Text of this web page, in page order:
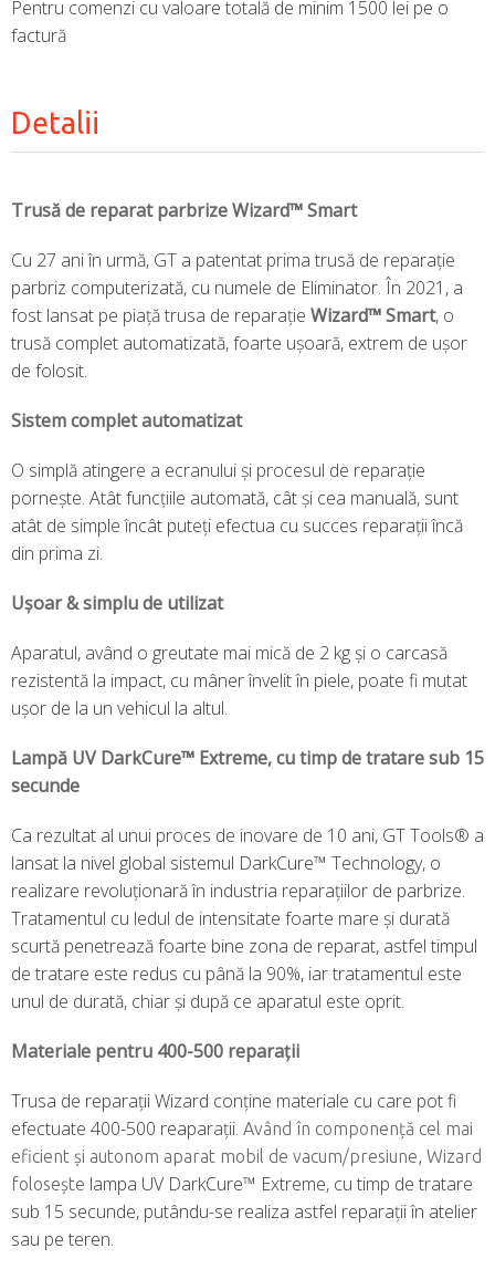
Pentru comenzi cu valoare totală de minim 1500 lei pe o
factură
Detalii
Trusă de reparat parbrize Wizard™ Smart
Cu 27 ani în urmă, GT a patentat prima trusă de reparație
parbriz computerizată, cu numele de Eliminator. În 2021, a
fost lansat pe piață trusa de reparație Wizard™ Smart, o
trusă complet automatizată, foarte ușoară, extrem de ușor
de folosit.
Sistem complet automatizat
O simplă atingere a ecranului și procesul de reparație
pornește. Atât funcțiile automată, cât și cea manuală, sunt
atât de simple încât puteți efectua cu succes reparații încă
din prima zi.
Ușoar & simplu de utilizat
Aparatul, având o greutate mai mică de 2 kg și o carcasă
rezistentă la impact, cu mâner învelit în piele, poate fi mutat
ușor de la un vehicul la altul.
Lampă UV DarkCure™ Extreme, cu timp de tratare sub 15
secunde
Ca rezultat al unui proces de inovare de 10 ani, GT Tools® a
lansat la nivel global sistemul DarkCure™ Technology, o
realizare revoluționară în industria reparațiilor de parbrize.
Tratamentul cu ledul de intensitate foarte mare și durată
scurtă penetrează foarte bine zona de reparat, astfel timpul
de tratare este redus cu până la 90%, iar tratamentul este
unul de durată, chiar și după ce aparatul este oprit.
Materiale pentru 400-500 reparații
Trusa de reparații Wizard conține materiale cu care pot fi
efectuate 400-500 reaparații. Având în componență cel mai
eficient și autonom aparat mobil de vacum/presiune, Wizard
folosește lampa UV DarkCure™ Extreme, cu timp de tratare
sub 15 secunde, putându-se realiza astfel reparații în atelier
sau pe teren.